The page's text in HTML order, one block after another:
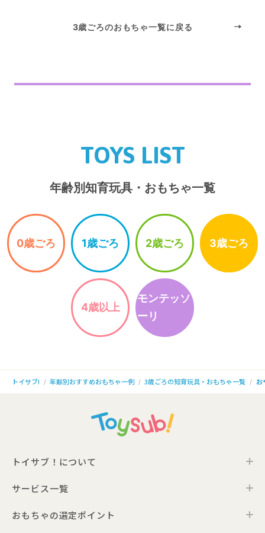
3歳ごろのおもちゃ一覧に戻る
TOYS LIST
年齢別知育玩具・おもちゃ一覧
0歳ごろ 1歳ごろ 2歳ごろ 3歳ごろ
4歳以上
モンテッソ
ーリ
トイサブ! 年齢別おすすめおもちゃ一例 3歳ごろの知育玩具・おもちゃ一覧 お
トイサブ！について
トイサブ！の特徴
サービス一覧
トイサブ！ファーストセレクション
おもちゃの選定ポイント